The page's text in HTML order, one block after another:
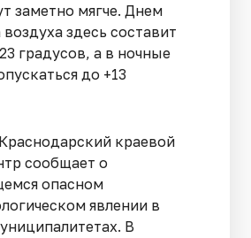
заметно мягче. Днем
здесь составит
градусов, а в ночные
до +13
краевой
сообщает о
опасном
явлении в
В